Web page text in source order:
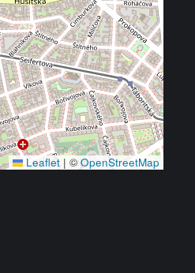
Leaflet | ©OpenStreetMap